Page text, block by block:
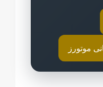
موتورز